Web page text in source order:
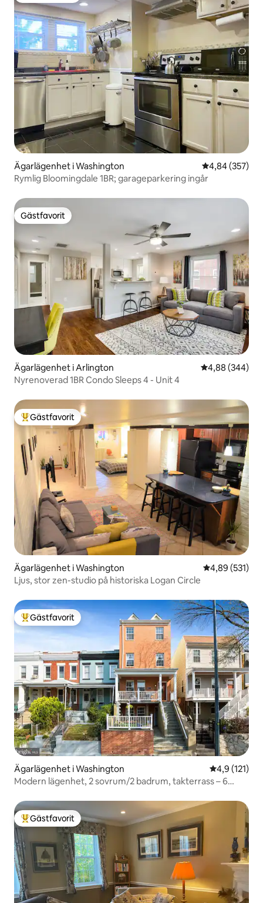
Ägarlägenhet i Washington 4,84 av 5 i
4,84 (357)
Rymlig Bloomingdale 1BR; garageparkering ingår
Gästfavorit
Gästfavorit
Ägarlägenhet i Arlington 4,88 av 5 i
4,88 (344)
Nyrenoverad 1BR Condo Sleeps 4 - Unit 4
Populär gästfavorit
Gästfavorit
Ägarlägenhet i Washington 4,89 av 5 i
4,89 (531)
Ljus, stor zen-studio på historiska Logan Circle
Populär gästfavorit
Gästfavorit
Ägarlägenhet i Washington 4,9 av 5 i
4,9 (121)
Modern lägenhet, 2 sovrum/2 badrum, takterrass – 6
Populär gästfavorit
Gästfavorit